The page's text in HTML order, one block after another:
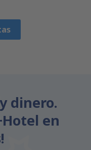
dinero.
en